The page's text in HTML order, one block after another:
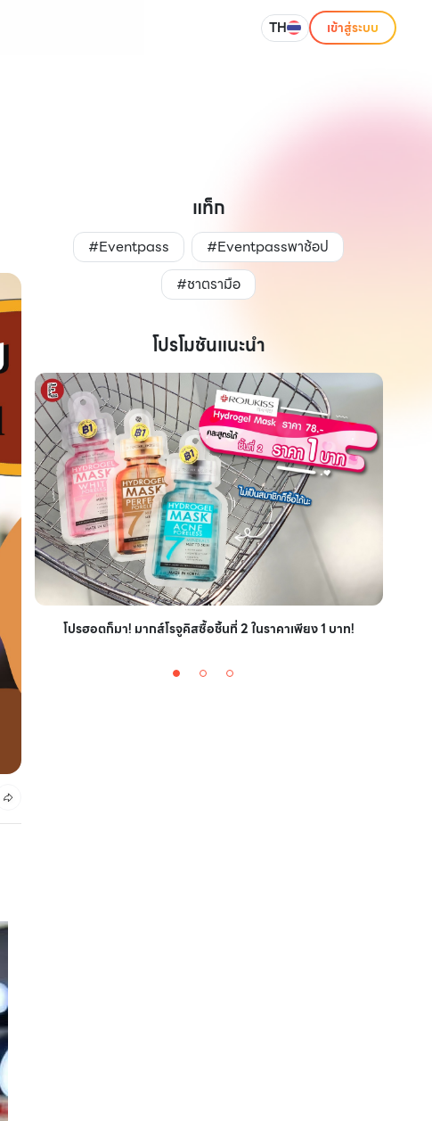
TH เข้าสู่ระบบ
แท็ก
#Eventpass
#Eventpassพาช้อป
#ชาตรามือ
โปรโมชันแนะนำ
โปรฮอตก็มา! มากส์โรจูคิสซื้อชิ้นที่ 2 ในราคาเพียง 1 บาท!